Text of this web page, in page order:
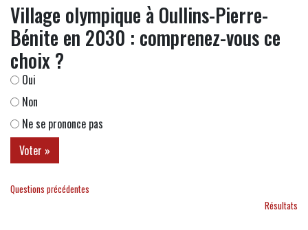
Village olympique à Oullins-Pierre-
Bénite en 2030 : comprenez-vous ce
choix ?
Oui
Non
Ne se prononce pas
Questions précédentes
Résultats